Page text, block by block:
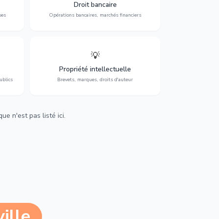
Droit bancaire
Opérations bancaires, marchés financiers
régulation.
💡
Propriété intellectuelle
Brevets, marques, droits d'auteur
Protection de vos créations : brevets,
marques, droits d'auteur et lutte contre la
contrefaçon.
n'est pas listé ici.